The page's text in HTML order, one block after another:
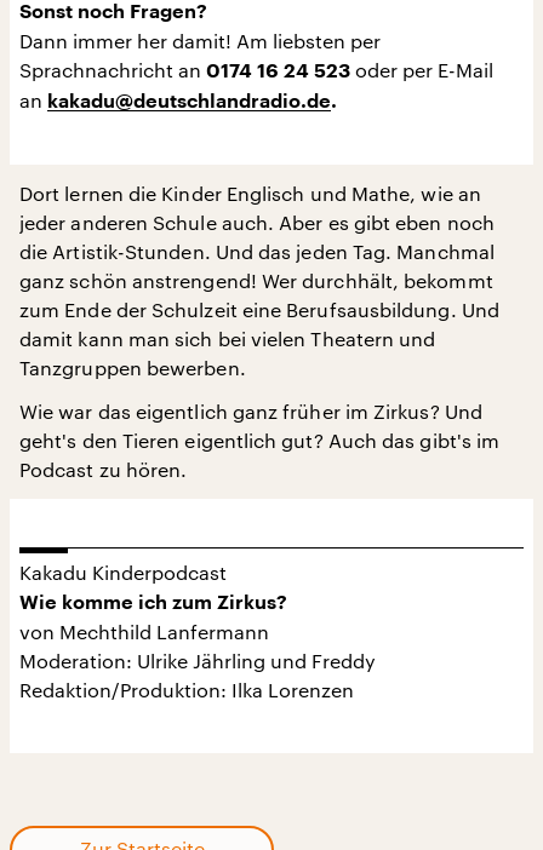
Sonst noch Fragen?
Dann immer her damit! Am liebsten per
Sprachnachricht an 0174 16 24 523 oder per E-Mail
an kakadu@deutschlandradio.de.
Dort lernen die Kinder Englisch und Mathe, wie an
jeder anderen Schule auch. Aber es gibt eben noch
die Artistik-Stunden. Und das jeden Tag. Manchmal
ganz schön anstrengend! Wer durchhält, bekommt
zum Ende der Schulzeit eine Berufsausbildung. Und
damit kann man sich bei vielen Theatern und
Tanzgruppen bewerben.
Wie war das eigentlich ganz früher im Zirkus? Und
geht's den Tieren eigentlich gut? Auch das gibt's im
Podcast zu hören.
Kakadu Kinderpodcast
Wie komme ich zum Zirkus?
von Mechthild Lanfermann
Moderation: Ulrike Jährling und Freddy
Redaktion/Produktion: Ilka Lorenzen